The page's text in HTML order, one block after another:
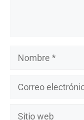
Nombre
Sitio